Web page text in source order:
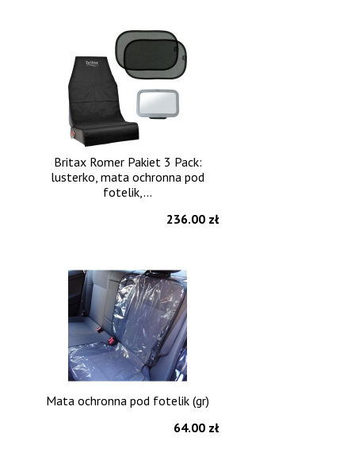
Britax Romer Pakiet 3 Pack:
lusterko, mata ochronna pod
fotelik,...
236.00 zł
Mata ochronna pod fotelik (gr)
64.00 zł